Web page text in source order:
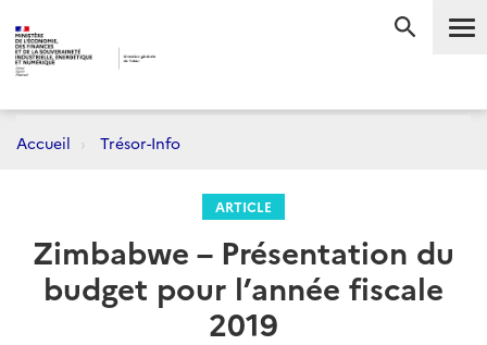
Accueil Trésor-Info
ARTICLE
Zimbabwe – Présentation du
budget pour l’année fiscale
2019